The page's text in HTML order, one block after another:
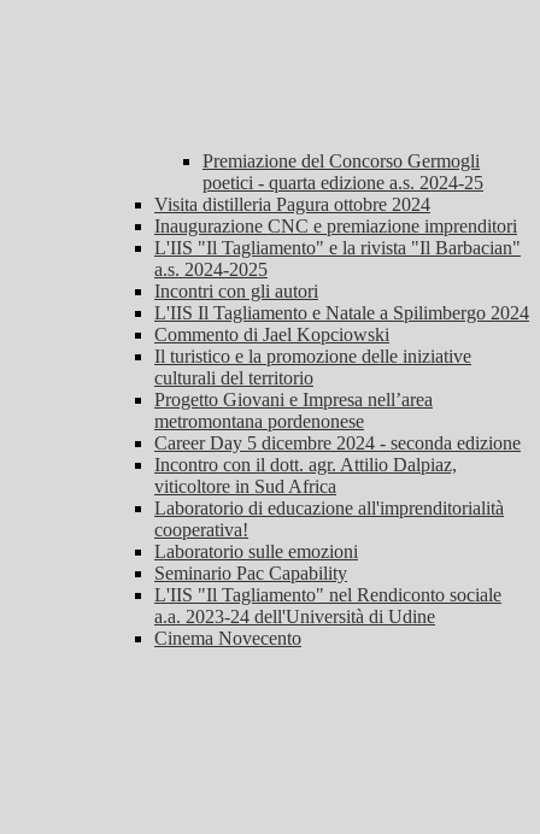
Premiazione del Concorso Germogli
poetici - quarta edizione a.s. 2024-25
Visita distilleria Pagura ottobre 2024
Inaugurazione CNC e premiazione imprenditori
L'IIS "Il Tagliamento" e la rivista "Il Barbacian"
a.s. 2024-2025
Incontri con gli autori
L'IIS Il Tagliamento e Natale a Spilimbergo 2024
Commento di Jael Kopciowski
Il turistico e la promozione delle iniziative
culturali del territorio
Progetto Giovani e Impresa nell’area
metromontana pordenonese
Career Day 5 dicembre 2024 - seconda edizione
Incontro con il dott. agr. Attilio Dalpiaz,
viticoltore in Sud Africa
Laboratorio di educazione all'imprenditorialità
cooperativa!
Laboratorio sulle emozioni
Seminario Pac Capability
L'IIS "Il Tagliamento" nel Rendiconto sociale
a.a. 2023-24 dell'Università di Udine
Cinema Novecento